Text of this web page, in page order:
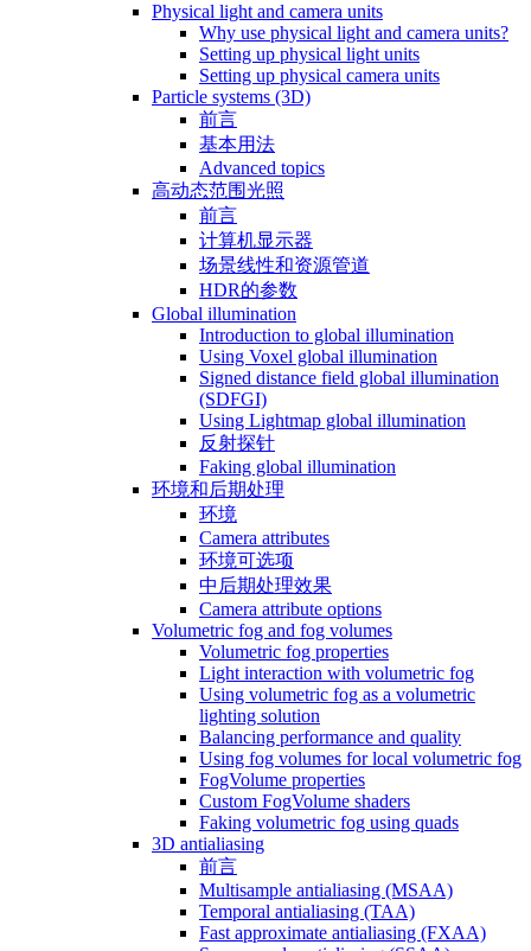
Physical light and camera units
Why use physical light and camera units?
Setting up physical light units
Setting up physical camera units
Particle systems (3D)
前言
基本用法
Advanced topics
高动态范围光照
前言
计算机显示器
场景线性和资源管道
HDR的参数
Global illumination
Introduction to global illumination
Using Voxel global illumination
Signed distance field global illumination
(SDFGI)
Using Lightmap global illumination
反射探针
Faking global illumination
环境和后期处理
环境
Camera attributes
环境可选项
中后期处理效果
Camera attribute options
Volumetric fog and fog volumes
Volumetric fog properties
Light interaction with volumetric fog
Using volumetric fog as a volumetric
lighting solution
Balancing performance and quality
Using fog volumes for local volumetric fog
FogVolume properties
Custom FogVolume shaders
Faking volumetric fog using quads
3D antialiasing
前言
Multisample antialiasing (MSAA)
Temporal antialiasing (TAA)
Fast approximate antialiasing (FXAA)